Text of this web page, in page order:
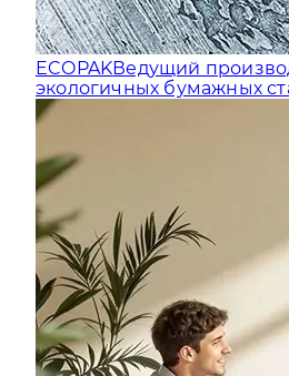
ECOPAKВедущий
экологичных бумажных